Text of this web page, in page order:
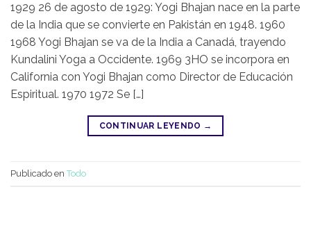
1929 26 de agosto de 1929: Yogi Bhajan nace en la parte
de la India que se convierte en Pakistán en 1948. 1960
1968 Yogi Bhajan se va de la India a Canadá, trayendo
Kundalini Yoga a Occidente. 1969 3HO se incorpora en
California con Yogi Bhajan como Director de Educación
Espiritual. 1970 1972 Se […]
CONTINUAR LEYENDO →
Publicado en Todo